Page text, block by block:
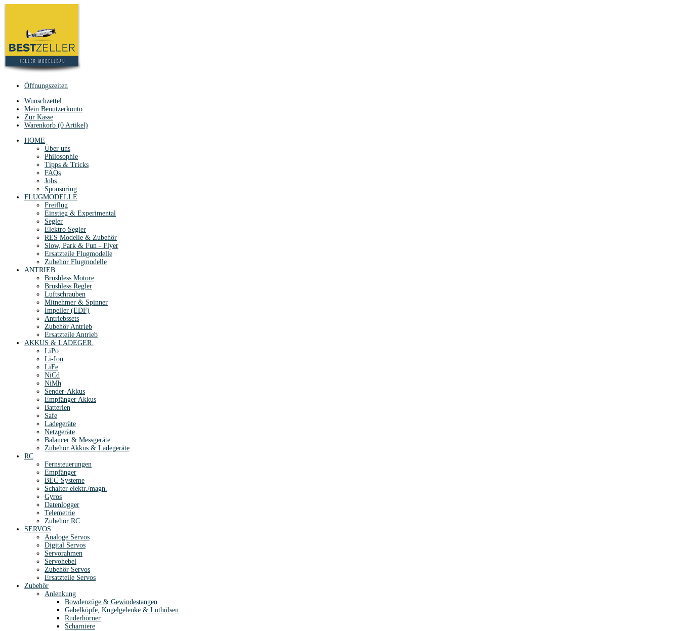
Öffnungszeiten
Wunschzettel
Mein Benutzerkonto
Zur Kasse
Warenkorb (0 Artikel)
HOME
Über uns
Philosophie
Tipps & Tricks
FAQs
Jobs
Sponsoring
FLUGMODELLE
Freiflug
Einstieg & Experimental
Segler
Elektro Segler
RES Modelle & Zubehör
Slow, Park & Fun - Flyer
Ersatzteile Flugmodelle
Zubehör Flugmodelle
ANTRIEB
Brushless Motore
Brushless Regler
Luftschrauben
Mitnehmer & Spinner
Impeller (EDF)
Antriebssets
Zubehör Antrieb
Ersatzteile Antrieb
AKKUS & LADEGER.
LiPo
Li-Ion
LiFe
NiCd
NiMh
Sender-Akkus
Empfänger Akkus
Batterien
Safe
Ladegeräte
Netzgeräte
Balancer & Messgeräte
Zubehör Akkus & Ladegeräte
RC
Fernsteuerungen
Empfänger
BEC-Systeme
Schalter elektr./magn.
Gyros
Datenlogger
Telemetrie
Zubehör RC
SERVOS
Analoge Servos
Digital Servos
Servorahmen
Servohebel
Zubehör Servos
Ersatzteile Servos
Zubehör
Anlenkung
Bowdenzüge & Gewindestangen
Gabelköpfe, Kugelgelenke & Löthülsen
Ruderhörner
Scharniere